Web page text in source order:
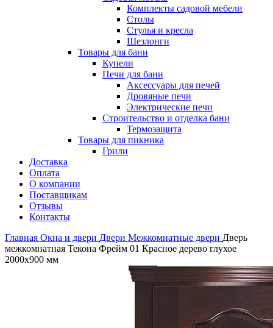
Комплекты садовой мебели
Столы
Стулья и кресла
Шезлонги
Товары для бани
Купели
Печи для бани
Аксессуары для печей
Дровяные печи
Электрические печи
Строительство и отделка бани
Термозащита
Товары для пикника
Грили
Доставка
Оплата
О компании
Поставщикам
Отзывы
Контакты
Главная Окна и двери Двери Межкомнатные двери Дверь
межкомнатная Текона Фрейм 01 Красное дерево глухое
2000х900 мм